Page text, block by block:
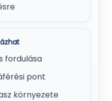
fordulása
pont
környezete